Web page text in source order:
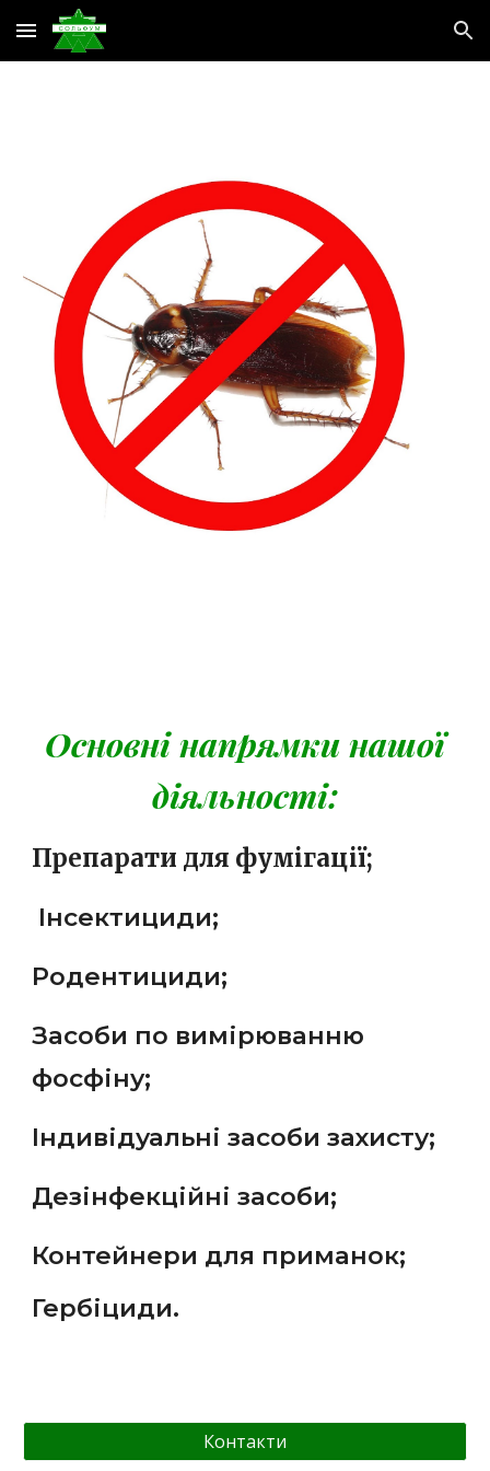
Skip to main content Skip to navigation
Основні напрямки нашої
діяльності:
Препарати для фумігації;
Інсектициди;
Родентициди;
Засоби по вимірюванню
фосфіну;
Індивідуальні засоби захисту;
Дезінфекційні засоби;
Контейнери для приманок;
Гербіциди.
Контакти